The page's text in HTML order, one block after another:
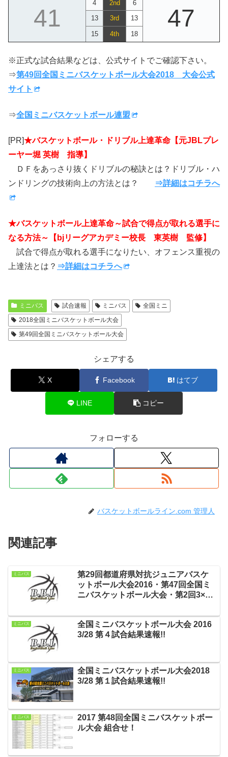
41
4 2nd 6
47
13 3rd 13
15 4th 18
※正式な試合結果などは、公式サイトでご確認下さい。
⇒第49回全国ミニバスケットボール大会2018 大会公式
サイト
⇒全国ミニバスケットボール連盟
[PR]★バスケットボール・ドリブル上達革命【元JBLプレ
ーヤー堀 英樹 指導】
ＤＦをあっさり抜くドリブルの秘訣とは？ドリブル・ハ
ンドリングの技術向上の方法とは？
⇒詳細はコチラへ
★バスケットボール上達革命～試合で得点が取れる選手に
なる方法～【bjリーグアカデミー校長 東英樹 監修】
試合で得点が取れる選手になりたい、オフェンス重視の
上達法とは？ ⇒詳細はコチラへ
ミニバス 試合速報 ミニバス
全国ミニ
2018全国ミニバスケットボール大会
第49回全国ミニバスケットボール大会
シェアする
X Facebook はてブ
LINE コピー
フォローする
バスケットボールライン.com 管理人
関連記事
ミニバス
第29回都道府県対抗ジュニアバスケ
ットボール大会2016・第47回全国ミ
ニバスケットボール大会・第2回3×3
ミニバス
全国ミニバスケットボール大会 2016
3/28 第４試合結果速報!!
ミニバス
全国ミニバスケットボール大会2018
3/28 第１試合結果速報!!
ミニバス
2017 第48回全国ミニバスケットボー
ル大会 組合せ！